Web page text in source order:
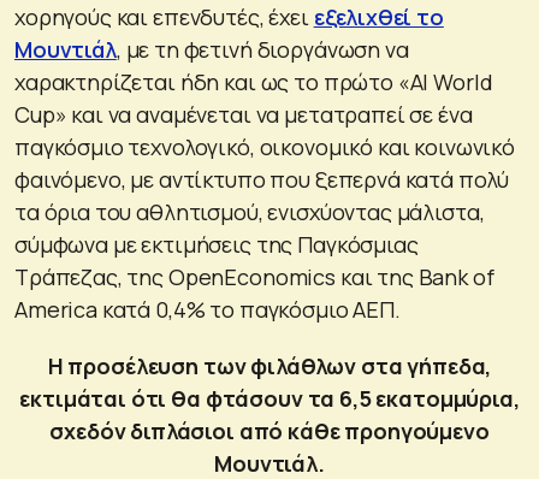
χορηγούς και επενδυτές, έχει εξελιχθεί το
Μουντιάλ, με τη φετινή διοργάνωση να
χαρακτηρίζεται ήδη και ως το πρώτο «AI World
Cup» και να αναμένεται να μετατραπεί σε ένα
παγκόσμιο τεχνολογικό, οικονομικό και κοινωνικό
φαινόμενο, με αντίκτυπο που ξεπερνά κατά πολύ
τα όρια του αθλητισμού, ενισχύοντας μάλιστα,
σύμφωνα με εκτιμήσεις της Παγκόσμιας
Τράπεζας, της OpenEconomics και της Bank of
America κατά 0,4% το παγκόσμιο ΑΕΠ.
H προσέλευση των φιλάθλων στα γήπεδα,
εκτιμάται ότι θα φτάσουν τα 6,5 εκατομμύρια,
σχεδόν διπλάσιοι από κάθε προηγούμενο
Μουντιάλ.